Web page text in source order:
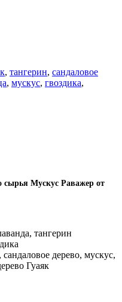
, тангерин, сандаловое
, мускус, гвоздика,
Мускус Раважер от
тангерин
дерево, мускус,
Гуаяк